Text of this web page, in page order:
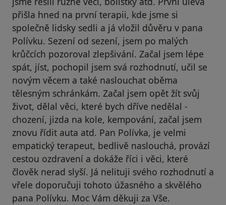
přišla hned na první terapii, kde jsme si
společně lidsky sedli a já vložil důvěru v pana
Polívku. Sezení od sezení, jsem po malých
krůčcích pozoroval zlepšivání. Začal jsem lépe
spát, jíst, pochopil jsem svá rozhodnutí, učil se
novým věcem a také naslouchat oběma
tělesným schránkám. Začal jsem opět žít svůj
život, dělal věci, které bych dříve nedělal -
chození, jizda na kole, kempování, začal jsem
znovu řídit auta atd. Pan Polívka, je velmi
empatický terapeut, bedlivě naslouchá, provází
cestou ozdravení a dokáže říci i věci, které
člověk nerad slyší. Já nelituji svého rozhodnutí a
vřele doporučuji tohoto úžasného a skvělého
pana Polívku. Moc Vám děkuji za Vše.